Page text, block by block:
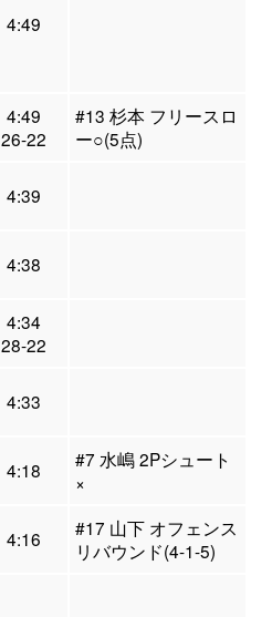
4:49
4:49
26-22
#13 杉本 フリースロ
ー○(5点)
4:39
4:38
4:34
28-22
4:33
4:18
#7 水嶋 2Pシュート
×
4:16
#17 山下 オフェンス
リバウンド(4-1-5)